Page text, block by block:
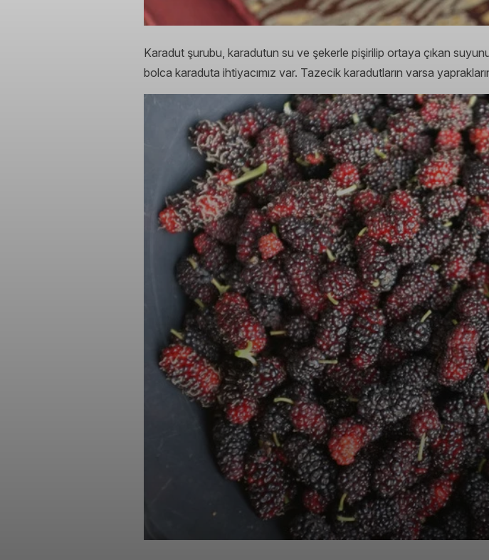
Karadut şurubu, karadutun su ve şekerle pişirilip ortaya çıkan
bolca karaduta ihtiyacımız var. Tazecik karadutların varsa